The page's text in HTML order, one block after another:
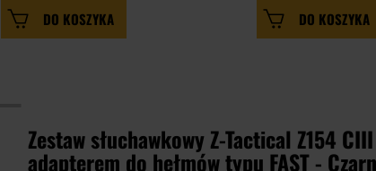
DO KOSZYKA DO KOSZYKA
Zestaw słuchawkowy Z-Tactical Z154
adapterem do hełmów typu FAST -